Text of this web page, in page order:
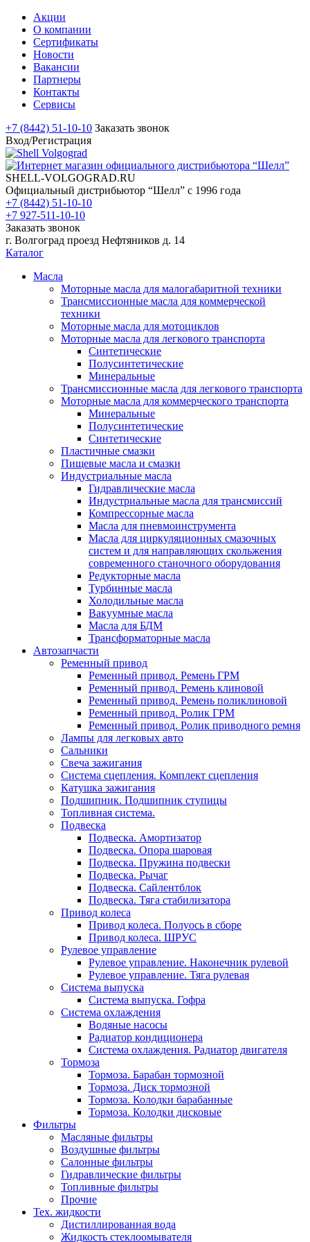
Акции
О компании
Сертификаты
Новости
Вакансии
Партнеры
Контакты
Сервисы
+7 (8442) 51-10-10 Заказать звонок
Вход/Регистрация
SHELL-VOLGOGRAD.RU
Официальный дистрибьютор “Шелл” с 1996 года
+7 (8442) 51-10-10
+7 927-511-10-10
Заказать звонок
г. Волгоград проезд Нефтяников д. 14
Каталог
Масла
Моторные масла для малогабаритной техники
Трансмиссионные масла для коммерческой
техники
Моторные масла для мотоциклов
Моторные масла для легкового транспорта
Синтетические
Полусинтетические
Минеральные
Трансмиссионные масла для легкового транспорта
Моторные масла для коммерческого транспорта
Минеральные
Полусинтетические
Синтетические
Пластичные смазки
Пищевые масла и смазки
Индустриальные масла
Гидравлические масла
Индустриальные масла для трансмиссий
Компрессорные масла
Масла для пневмоинструмента
Масла для циркуляционных смазочных
систем и для направляющих скольжения
современного станочного оборудования
Редукторные масла
Турбинные масла
Холодильные масла
Вакуумные масла
Масла для БДМ
Трансформаторные масла
Автозапчасти
Ременный привод
Ременный привод. Ремень ГРМ
Ременный привод. Ремень клиновой
Ременный привод. Ремень поликлиновой
Ременный привод. Ролик ГРМ
Ременный привод. Ролик приводного ремня
Лампы для легковых авто
Сальники
Свеча зажигания
Система сцепления. Комплект сцепления
Катушка зажигания
Подшипник. Подшипник ступицы
Топливная система.
Подвеска
Подвеска. Амортизатор
Подвеска. Опора шаровая
Подвеска. Пружина подвески
Подвеска. Рычаг
Подвеска. Сайлентблок
Подвеска. Тяга стабилизатора
Привод колеса
Привод колеса. Полуось в сборе
Привод колеса. ШРУС
Рулевое управление
Рулевое управление. Наконечник рулевой
Рулевое управление. Тяга рулевая
Система выпуска
Система выпуска. Гофра
Система охлаждения
Водяные насосы
Радиатор кондиционера
Система охлаждения. Радиатор двигателя
Тормоза
Тормоза. Барабан тормозной
Тормоза. Диск тормозной
Тормоза. Колодки барабанные
Тормоза. Колодки дисковые
Фильтры
Масляные фильтры
Воздушные фильтры
Салонные фильтры
Гидравлические фильтры
Топливные фильтры
Прочие
Тех. жидкости
Дистиллированная вода
Жидкость стеклоомывателя